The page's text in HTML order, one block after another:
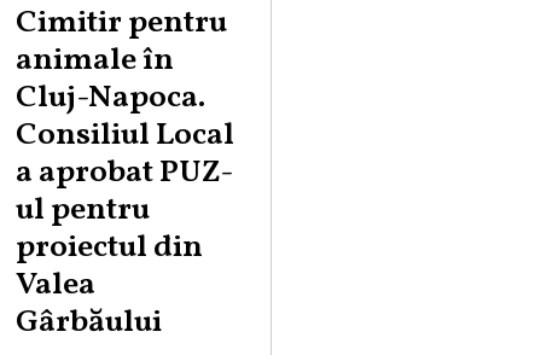
Cimitir pentru
animale în
Cluj-Napoca.
Consiliul Local
a aprobat PUZ-
ul pentru
proiectul din
Valea
Gârbăului